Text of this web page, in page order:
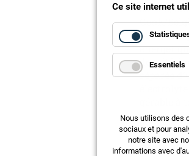
cellule,
Genk/
800 Wh/L
densité
séparée
batteries
Ce
Ce site internet
Essentiels
Nous utilisons des
sociaux et pour
notre site avec
informations avec